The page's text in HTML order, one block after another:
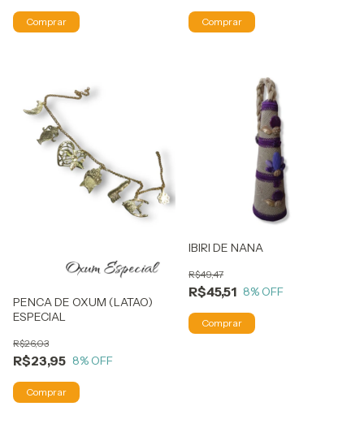
PENCA DE OXUM (LATAO)
ESPECIAL
R$23,95
R$26,03
8% OFF
IBIRI DE NANA
R$45,51
R$49,47
8% OFF